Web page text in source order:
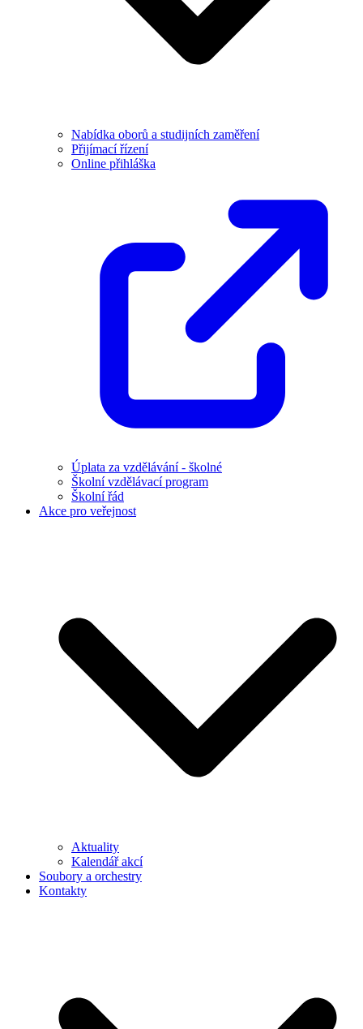
Nabídka oborů a studijních zaměření
Přijímací řízení
Online přihláška
Úplata za vzdělávání - školné
Školní vzdělávací program
Školní řád
Akce pro veřejnost
Aktuality
Kalendář akcí
Soubory a orchestry
Kontakty